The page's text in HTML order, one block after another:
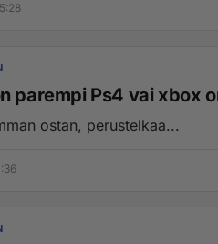
parempi Ps4 vai xbox
ostan, perustelkaa...